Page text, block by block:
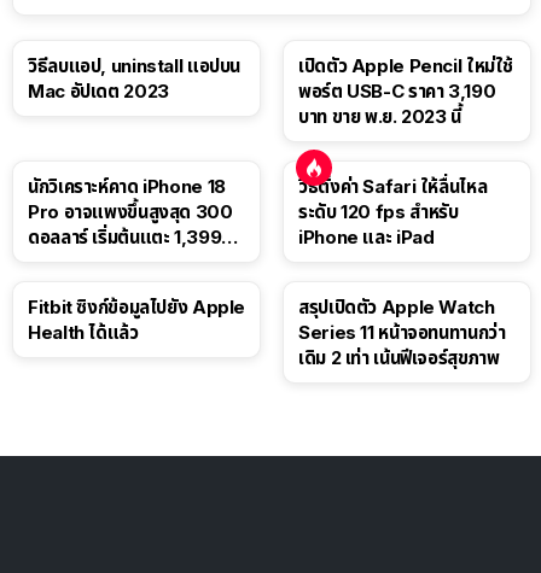
วิธีลบแอป, uninstall แอปบน
Mac อัปเดต 2023
เปิดตัว Apple Pencil ใหม่ใช้
พอร์ต USB-C ราคา 3,190
บาท ขาย พ.ย. 2023 นี้
นักวิเคราะห์คาด iPhone 18
Pro อาจแพงขึ้นสูงสุด 300
ดอลลาร์ เริ่มต้นแตะ 1,399
วิธีตั้งค่า Safari ให้ลื่นไหล
ระดับ 120 fps สำหรับ
iPhone และ iPad
Fitbit ซิงก์ข้อมูลไปยัง Apple
Health ได้แล้ว
สรุปเปิดตัว Apple Watch
Series 11 หน้าจอทนทานกว่า
เดิม 2 เท่า เน้นฟีเจอร์สุขภาพ